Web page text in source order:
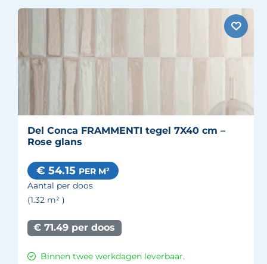
Del Conca FRAMMENTI tegel 7X40 cm –
Rose glans
€ 54.15 PER M²
Aantal per doos
(1.32 m² )
€ 71.49 per doos
Binnen twee werkdagen leverbaar.